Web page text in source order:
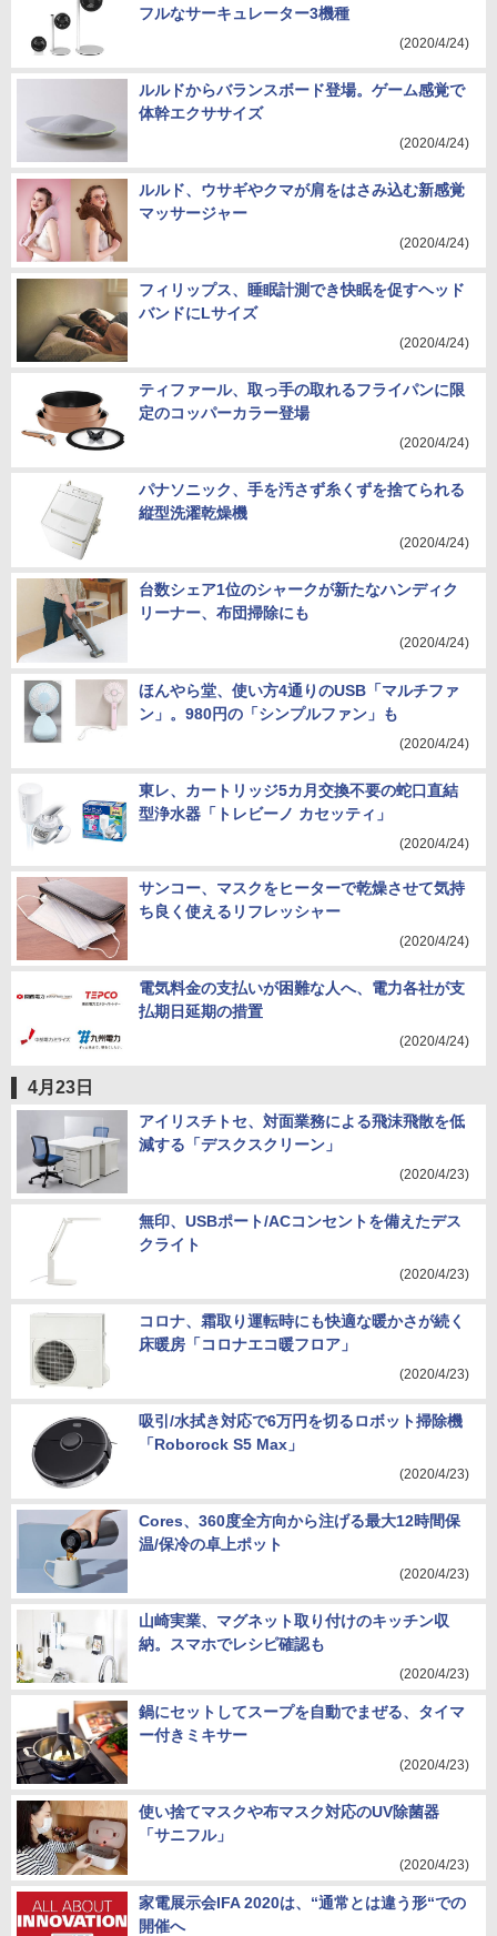
フルなサーキュレーター3機種
(2020/4/24)
ルルドからバランスボード登場。ゲーム感覚で
体幹エクササイズ
(2020/4/24)
ルルド、ウサギやクマが肩をはさみ込む新感覚
マッサージャー
(2020/4/24)
フィリップス、睡眠計測でき快眠を促すヘッド
バンドにLサイズ
(2020/4/24)
ティファール、取っ手の取れるフライパンに限
定のコッパーカラー登場
(2020/4/24)
パナソニック、手を汚さず糸くずを捨てられる
縦型洗濯乾燥機
(2020/4/24)
台数シェア1位のシャークが新たなハンディク
リーナー、布団掃除にも
(2020/4/24)
ほんやら堂、使い方4通りのUSB「マルチファ
ン」。980円の「シンプルファン」も
(2020/4/24)
東レ、カートリッジ5カ月交換不要の蛇口直結
型浄水器「トレビーノ カセッティ」
(2020/4/24)
サンコー、マスクをヒーターで乾燥させて気持
ち良く使えるリフレッシャー
(2020/4/24)
電気料金の支払いが困難な人へ、電力各社が支
払期日延期の措置
(2020/4/24)
4月23日
アイリスチトセ、対面業務による飛沫飛散を低
減する「デスクスクリーン」
(2020/4/23)
無印、USBポート/ACコンセントを備えたデス
クライト
(2020/4/23)
コロナ、霜取り運転時にも快適な暖かさが続く
床暖房「コロナエコ暖フロア」
(2020/4/23)
吸引/水拭き対応で6万円を切るロボット掃除機
「Roborock S5 Max」
(2020/4/23)
Cores、360度全方向から注げる最大12時間保
温/保冷の卓上ポット
(2020/4/23)
山崎実業、マグネット取り付けのキッチン収
納。スマホでレシピ確認も
(2020/4/23)
鍋にセットしてスープを自動でまぜる、タイマ
ー付きミキサー
(2020/4/23)
使い捨てマスクや布マスク対応のUV除菌器
「サニフル」
(2020/4/23)
家電展示会IFA 2020は、“通常とは違う形“での
開催へ